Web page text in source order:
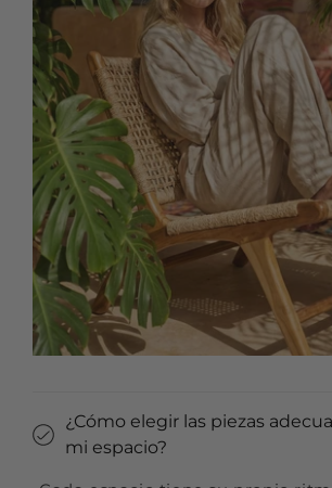
¿Cómo elegir las piezas
mi espacio?